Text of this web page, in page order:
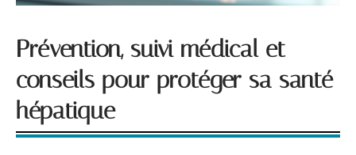
Prévention, suivi médical et
conseils pour protéger sa santé
hépatique